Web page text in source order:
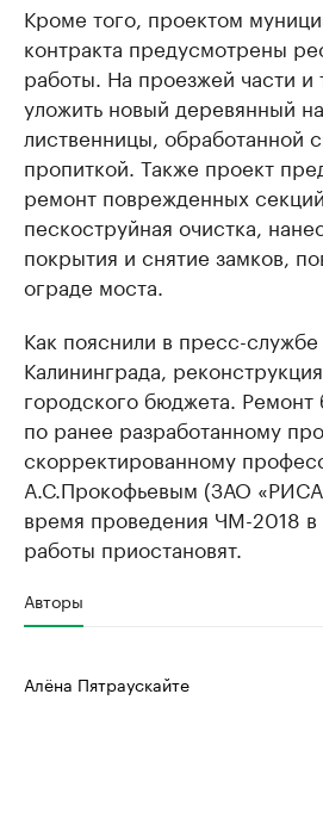
Кроме того, проектом
контракта предусмотрены
работы. На проезжей части и
уложить новый деревянный
лиственницы, обработанной
пропиткой. Также проект
ремонт поврежденных
пескоструйная очистка,
покрытия и снятие замков,
ограде моста.
Как пояснили в пресс-
Калининграда,
городского бюджета. Ремонт
по ранее разработанному
скорректированному
А.С.Прокофьевым (ЗАО
время проведения ЧМ-2018 в
работы приостановят.
Авторы
Алёна Пятраускайте